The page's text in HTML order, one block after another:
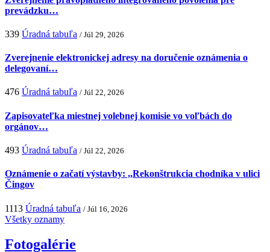
prevádzku…
339 Úradná tabuľa / Júl 29, 2026
Zverejnenie elektronickej adresy na doručenie oznámenia o
delegovaní…
476 Úradná tabuľa / Júl 22, 2026
Zapisovateľka miestnej volebnej komisie vo voľbách do
orgánov…
493 Úradná tabuľa / Júl 22, 2026
Oznámenie o začatí výstavby: ,,Rekonštrukcia chodníka v ulici
Čingov
1113 Úradná tabuľa / Júl 16, 2026
Všetky oznamy
Fotogalérie